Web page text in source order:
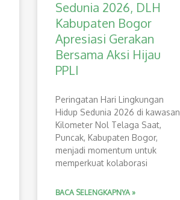
Sedunia 2026, DLH
Kabupaten Bogor
Apresiasi Gerakan
Bersama Aksi Hijau
PPLI
Peringatan Hari Lingkungan
Hidup Sedunia 2026 di kawasan
Kilometer Nol Telaga Saat,
Puncak, Kabupaten Bogor,
menjadi momentum untuk
memperkuat kolaborasi
BACA SELENGKAPNYA »